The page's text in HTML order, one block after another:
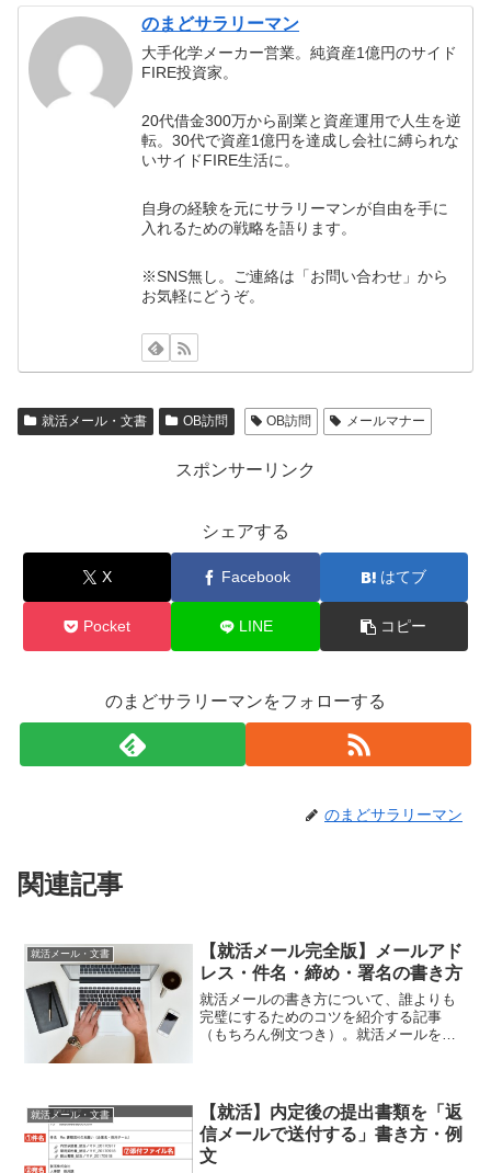
のまどサラリーマン
大手化学メーカー営業。純資産1億円のサイド
FIRE投資家。
20代借金300万から副業と資産運用で人生を逆
転。30代で資産1億円を達成し会社に縛られな
いサイドFIRE生活に。
自身の経験を元にサラリーマンが自由を手に
入れるための戦略を語ります。
※SNS無し。ご連絡は「お問い合わせ」から
お気軽にどうぞ。
就活メール・文書 OB訪問 OB訪問 メールマナー
スポンサーリンク
シェアする
X Facebook はてブ
Pocket LINE コピー
のまどサラリーマンをフォローする
のまどサラリーマン
関連記事
就活メール・文書
【就活メール完全版】メールアド
レス・件名・締め・署名の書き方
就活メールの書き方について、誰よりも
完璧にするためのコツを紹介する記事
（もちろん例文つき）。就活メールを書
本文 メール締め・結び...
就活メール・文書
【就活】内定後の提出書類を「返
信メールで送付する」書き方・例
文